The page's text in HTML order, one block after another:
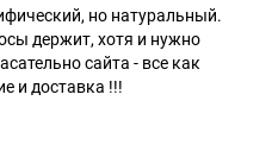
но натуральный.
держит, хотя и нужно
сайта - все как
и доставка !!!